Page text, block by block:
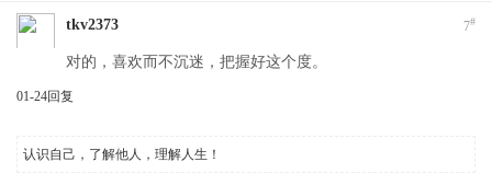
7#
tkv2373
对的，喜欢而不沉迷，把握好这个度。
01-24回复
认识自己，了解他人，理解人生！